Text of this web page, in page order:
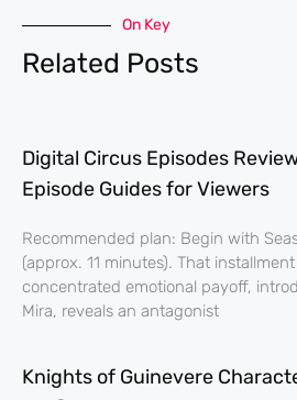
On Key
Related Posts
Digital Circus Episodes
Episode Guides for Viewers
Recommended plan: Begin with
(approx. 11 minutes). That
concentrated emotional payoff,
Mira, reveals an antagonist
Knights of Guinevere